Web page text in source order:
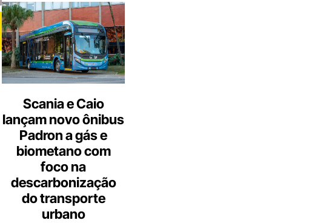
Scania e Caio
lançam novo ônibus
Padron a gás e
biometano com
foco na
descarbonização
do transporte
urbano